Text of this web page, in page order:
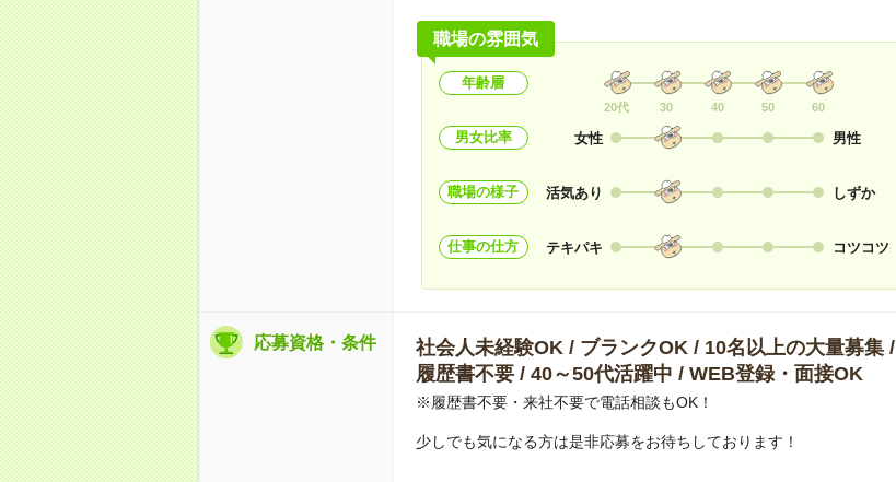
職場の雰囲気
年齢層
20代 30 40 50 60
男女比率 女性 男性
職場の様子 活気あり しずか
仕事の仕方 テキパキ コツコツ
応募資格・条件
社会人未経験OK / ブランクOK / 10名以上の大量募集 /
履歴書不要 / 40～50代活躍中 / WEB登録・面接OK
※履歴書不要・来社不要で電話相談もOK！
少しでも気になる方は是非応募をお待ちしております！